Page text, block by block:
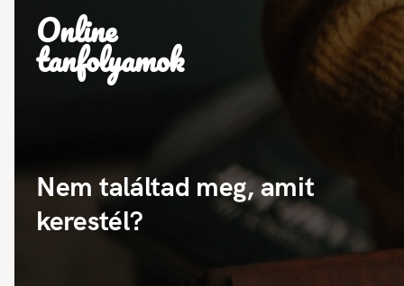
Online
tanfolyamok
Nem találtad meg, amit
kerestél?